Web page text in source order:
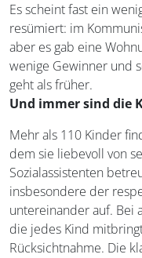
Es scheint fast ein
resümiert: im
aber es gab eine
wenige Gewinner und
geht als früher.
Und immer sind die
Mehr als 110 Kinder
dem sie liebevoll von
Sozialassistenten
insbesondere der
untereinander auf. Bei
die jedes Kind
Rücksichtnahme. Die